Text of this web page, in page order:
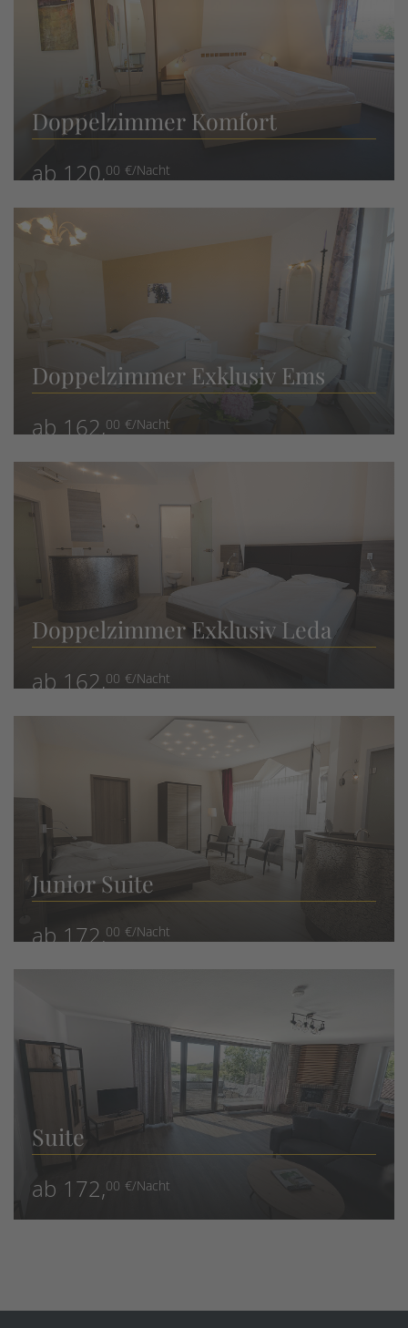
Doppelzimmer Komfort
ab 120,00 €/Nacht
Doppelzimmer Exklusiv Ems
ab 162,00 €/Nacht
Doppelzimmer Exklusiv Leda
ab 162,00 €/Nacht
Junior Suite
ab 172,00 €/Nacht
Suite
ab 172,00 €/Nacht